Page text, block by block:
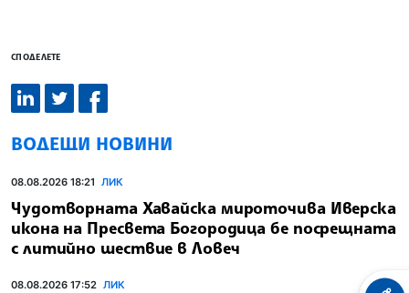
СПОДЕЛЕТЕ
ВОДЕЩИ НОВИНИ
08.08.2026 18:21 ЛИК
Чудотворната Хавайска мироточива Иверска
икона на Пресвета Богородица бе посрещната
с литийно шествие в Ловеч
08.08.2026 17:52 ЛИК